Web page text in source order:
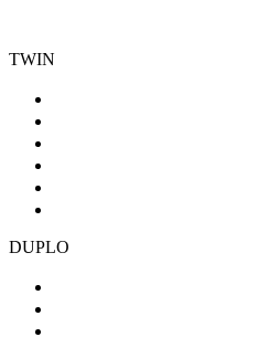
TWIN
DUPLO